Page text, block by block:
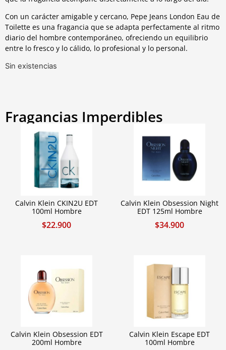
Con un carácter amigable y cercano, Pepe Jeans London Eau de
Toilette es una fragancia que se adapta perfectamente al ritmo
diario del hombre contemporáneo, ofreciendo un equilibrio
entre lo fresco y lo cálido, lo profesional y lo personal.
Sin existencias
Fragancias Imperdibles
Calvin Klein CKIN2U EDT
100ml Hombre
$22.900
Calvin Klein Obsession Night
EDT 125ml Hombre
$34.900
Calvin Klein Obsession EDT
200ml Hombre
Calvin Klein Escape EDT
100ml Hombre